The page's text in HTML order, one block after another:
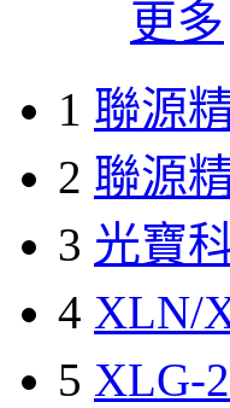
更多
1 聯源
2 聯源
3 光寶
4 XLN/
5 XLG-